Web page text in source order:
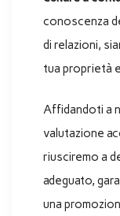
conoscenza
di relazioni,
tua proprietà
Affidandoti a
valutazione
riusciremo a
adeguato,
una